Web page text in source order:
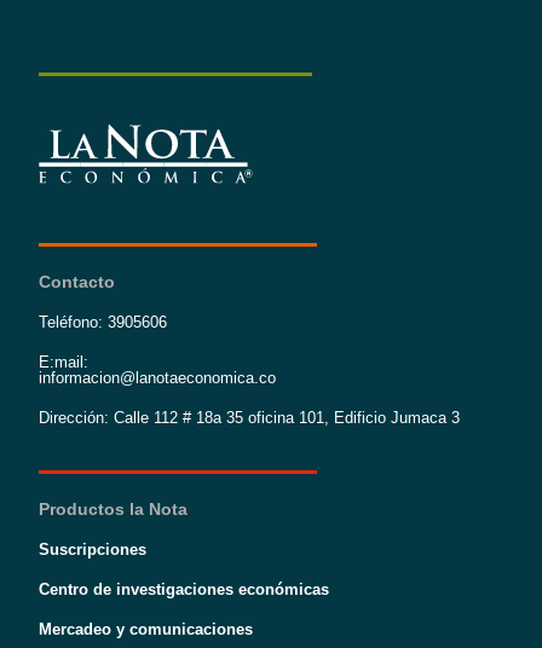
Contacto
Teléfono: 3905606
E:mail:
informacion@lanotaeconomica.co
Dirección: Calle 112 # 18a 35 oficina 101, Edificio Jumaca 3
Productos la Nota
Suscripciones
Centro de investigaciones económicas
Mercadeo y comunicaciones